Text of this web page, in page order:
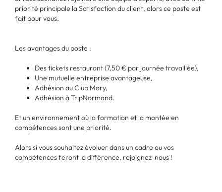
priorité principale la Satisfaction du client, alors ce poste est
fait pour vous.
Les avantages du poste :
Des tickets restaurant (7,50 € par journée travaillée),
Une mutuelle entreprise avantageuse,
Adhésion au Club Mary,
Adhésion à TripNormand.
Et un environnement où la formation et la montée en
compétences sont une priorité.
Alors si vous souhaitez évoluer dans un cadre ou vos
compétences feront la différence, rejoignez-nous !